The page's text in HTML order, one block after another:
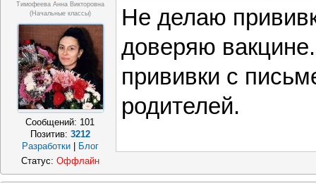
Тимофеева Анна Викторовна
(начальные классы)
Сообщений: 101
Позитив: 3212
Разработки
Блог
Не делаю
доверяю
прививки с
родителей.
Статус: Оффлайн